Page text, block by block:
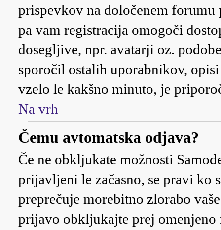
prispevkov na določenem forumu
pa vam registracija omogoči
dosegljive, npr. avatarji oz.
sporočil ostalih uporabnikov,
vzelo le kakšno minuto, je
Na vrh
Čemu avtomatska odjava?
Če ne obkljukate možnosti
prijavljeni le začasno, se pravi ko
preprečuje morebitno zlorabo
prijavo obkljukajte prej omenjeno